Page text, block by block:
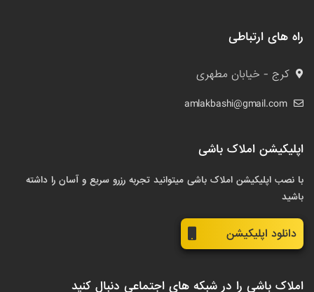
راه های ارتباطی
کرج - خیابان مطهری
amlakbashi@gmail.com
اپلیکیشن املاک باشی
با نصب اپلیکیشن املاک باشی میتوانید تجربه رزرو سریع و آسان را داشته
باشید
دانلود اپلیکیشن
املاک باشی را در شبکه های اجتماعی دنبال کنید